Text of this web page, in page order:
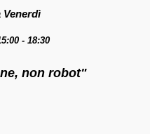
Venerdì
- 18:30
non robot"